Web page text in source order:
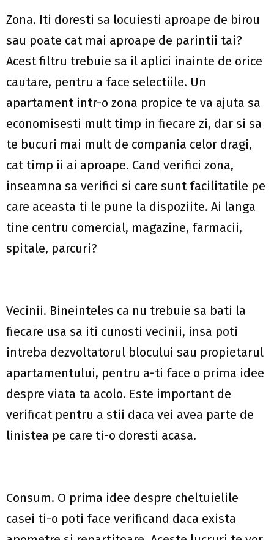
Zona. Iti doresti sa locuiesti aproape de birou
sau poate cat mai aproape de parintii tai?
Acest filtru trebuie sa il aplici inainte de orice
cautare, pentru a face selectiile. Un
apartament intr-o zona propice te va ajuta sa
economisesti mult timp in fiecare zi, dar si sa
te bucuri mai mult de compania celor dragi,
cat timp ii ai aproape. Cand verifici zona,
inseamna sa verifici si care sunt facilitatile pe
care aceasta ti le pune la dispoziite. Ai langa
tine centru comercial, magazine, farmacii,
spitale, parcuri?
Vecinii. Bineinteles ca nu trebuie sa bati la
fiecare usa sa iti cunosti vecinii, insa poti
intreba dezvoltatorul blocului sau propietarul
apartamentului, pentru a-ti face o prima idee
despre viata ta acolo. Este important de
verificat pentru a stii daca vei avea parte de
linistea pe care ti-o doresti acasa.
Consum. O prima idee despre cheltuielile
casei ti-o poti face verificand daca exista